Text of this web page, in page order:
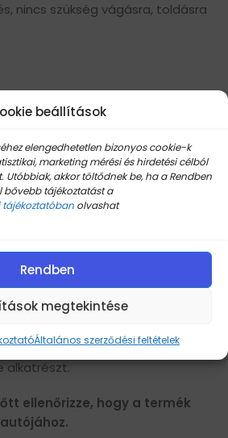
beállítások
elengedhetetlen bizonyos cookie-k
marketing mérési és hirdetési célból
Utóbbiak, akkor töltődnek be, ha a Rendben
bővebb tájékoztatást a
tájékoztatóban olvashat
Rendben
megtekintése
Általános szerződési feltételek
nincs szükség vágásra, toldásra
el az eredeti alkatrészt és
alkatrészt.
ellenőrizze, hogy a termék